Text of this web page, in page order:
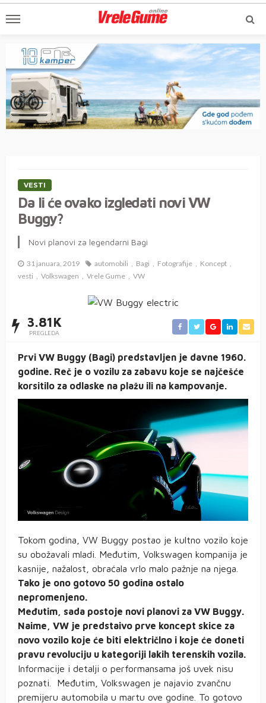
VESTI
Da li će ovako izgledati novi VW
Buggy?
Novi planovi za legendarni Bagi
31 januara, 2019 automobili Bagi Fotografije
Koncept
vesti
Volkswagen Vrele Gume VW
3.81K
PREGLEDA
Prvi VW Buggy (Bagi) predstavljen je davne 1960.
godine. Reč je o vozilu za zabavu koje se najčešće
korsitilo za odlaske na plažu ili na kampovanje.
Tokom godina, VW Buggy postao je kultno vozilo koje
su obožavali mladi. Međutim, Volkswagen kompanija je
kasnije, nažalost, obraćala vrlo malo pažnje na njega.
Tako je ono gotovo 50 godina ostalo
nepromenjeno.
Međutim, sada postoje novi planovi za VW Buggy.
Naime, VW je predstaivo prve koncept skice za
novo vozilo koje će biti električlno i koje će doneti
pravu revoluciju u kategoriji lakih terenskih vozila.
Informacije i detalji o performansama još uvek nisu
poznati. Međutim, Volkswagen je najavio zvančnu
premijeru automobila u martu ove godine. To gotovo